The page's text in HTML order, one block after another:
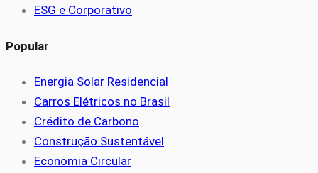
ESG e Corporativo
Popular
Energia Solar Residencial
Carros Elétricos no Brasil
Crédito de Carbono
Construção Sustentável
Economia Circular